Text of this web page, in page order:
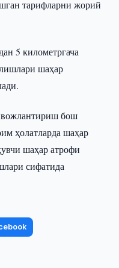
тарифларни жорий
5 километргача
шаҳар
бош
ҳолатларда шаҳар
шаҳар атрофи
сифатида